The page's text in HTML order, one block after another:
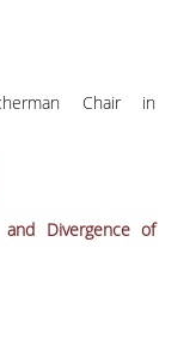
Chair in
and Divergence of